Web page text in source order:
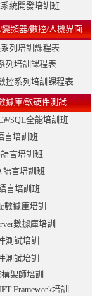
系統開發培訓班
變頻器/數控/人機界面
列培訓課程表
列培訓課程表
控系列培訓課程表
據庫/軟硬件測試
SQL全能培訓班
言培訓班
言培訓班
語言培訓班
言培訓班
數據庫培訓
數據庫培訓
測試培訓
測試培訓
架師培訓
Framework培訓